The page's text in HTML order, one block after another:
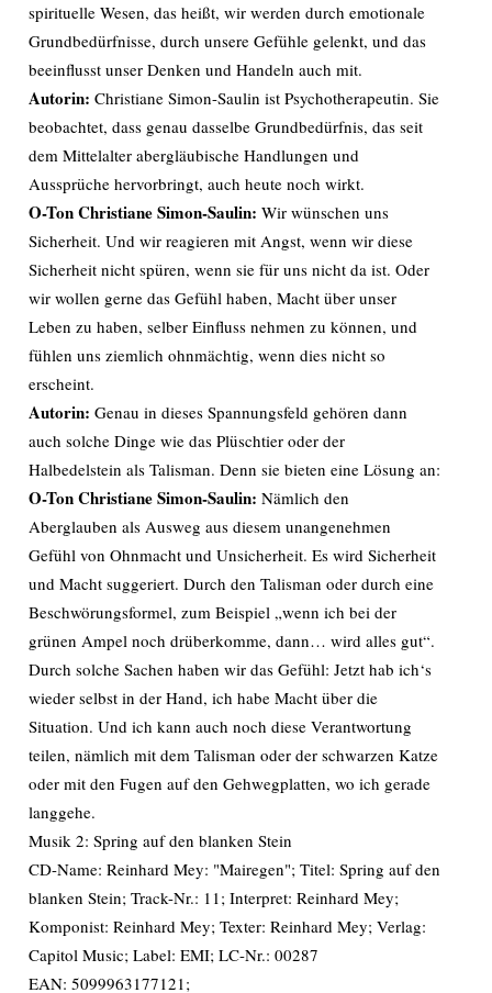
spirituelle Wesen, das heißt, wir werden durch emotionale
Grundbedürfnisse, durch unsere Gefühle gelenkt, und das
beeinflusst unser Denken und Handeln auch mit.
Autorin: Christiane Simon-Saulin ist Psychotherapeutin. Sie
beobachtet, dass genau dasselbe Grundbedürfnis, das seit
dem Mittelalter abergläubische Handlungen und
Aussprüche hervorbringt, auch heute noch wirkt.
O-Ton Christiane Simon-Saulin: Wir wünschen uns
Sicherheit. Und wir reagieren mit Angst, wenn wir diese
Sicherheit nicht spüren, wenn sie für uns nicht da ist. Oder
wir wollen gerne das Gefühl haben, Macht über unser
Leben zu haben, selber Einfluss nehmen zu können, und
fühlen uns ziemlich ohnmächtig, wenn dies nicht so
erscheint.
Autorin: Genau in dieses Spannungsfeld gehören dann
auch solche Dinge wie das Plüschtier oder der
Halbedelstein als Talisman. Denn sie bieten eine Lösung an:
O-Ton Christiane Simon-Saulin: Nämlich den
Aberglauben als Ausweg aus diesem unangenehmen
Gefühl von Ohnmacht und Unsicherheit. Es wird Sicherheit
und Macht suggeriert. Durch den Talisman oder durch eine
Beschwörungsformel, zum Beispiel „wenn ich bei der
grünen Ampel noch drüberkomme, dann… wird alles gut“.
Durch solche Sachen haben wir das Gefühl: Jetzt hab ich‘s
wieder selbst in der Hand, ich habe Macht über die
Situation. Und ich kann auch noch diese Verantwortung
teilen, nämlich mit dem Talisman oder der schwarzen Katze
oder mit den Fugen auf den Gehwegplatten, wo ich gerade
langgehe.
Musik 2: Spring auf den blanken Stein
CD-Name: Reinhard Mey: "Mairegen"; Titel: Spring auf den
blanken Stein; Track-Nr.: 11; Interpret: Reinhard Mey;
Komponist: Reinhard Mey; Texter: Reinhard Mey; Verlag:
Capitol Music; Label: EMI; LC-Nr.: 00287
EAN: 5099963177121;